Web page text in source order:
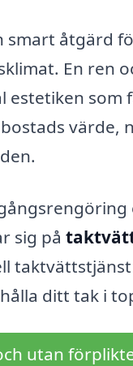
åtgärd
En ren
estetiken
värde,
sig på
ditt tak i
utan